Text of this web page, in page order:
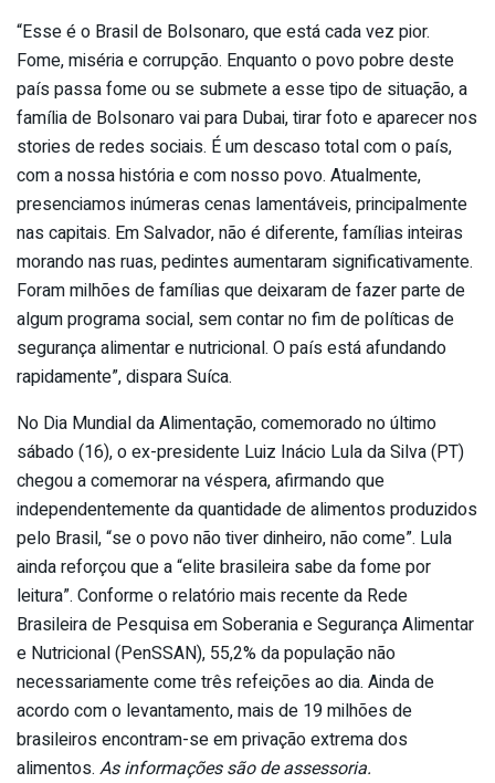
“Esse é o Brasil de Bolsonaro, que está cada vez pior.
Fome, miséria e corrupção. Enquanto o povo pobre deste
país passa fome ou se submete a esse tipo de situação, a
família de Bolsonaro vai para Dubai, tirar foto e aparecer nos
stories de redes sociais. É um descaso total com o país,
com a nossa história e com nosso povo. Atualmente,
presenciamos inúmeras cenas lamentáveis, principalmente
nas capitais. Em Salvador, não é diferente, famílias inteiras
morando nas ruas, pedintes aumentaram significativamente.
Foram milhões de famílias que deixaram de fazer parte de
algum programa social, sem contar no fim de políticas de
segurança alimentar e nutricional. O país está afundando
rapidamente”, dispara Suíca.
No Dia Mundial da Alimentação, comemorado no último
sábado (16), o ex-presidente Luiz Inácio Lula da Silva (PT)
chegou a comemorar na véspera, afirmando que
independentemente da quantidade de alimentos produzidos
pelo Brasil, “se o povo não tiver dinheiro, não come”. Lula
ainda reforçou que a “elite brasileira sabe da fome por
leitura”. Conforme o relatório mais recente da Rede
Brasileira de Pesquisa em Soberania e Segurança Alimentar
e Nutricional (PenSSAN), 55,2% da população não
necessariamente come três refeições ao dia. Ainda de
acordo com o levantamento, mais de 19 milhões de
brasileiros encontram-se em privação extrema dos
alimentos. As informações são de assessoria.